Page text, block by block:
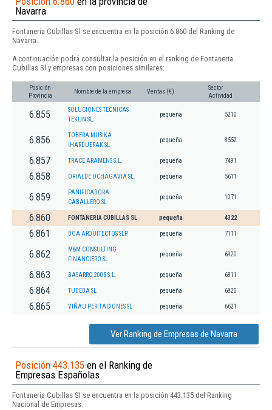
Navarra
Fontaneria Cubillas Sl se encuentra en la posición 6.860 del Ranking de
Navarra.
A continuación podrá consultar la posición en el ranking de Fontaneria
Cubillas Sl y empresas con posiciones similares:
Posición
Provincia
Nombre de la empresa Ventas (€)
Sector
Actividad
6.855
SOLUCIONES TECNICAS
TEKUN SL.
pequeña 5210
6.856
TOBERA MUSIKA
IHARDUERAK SL
pequeña 8552
6.857 TRACE ARAMENS S.L. pequeña 7491
6.858 ORIALDE OCHAGAVIA SL. pequeña 5611
6.859
PANIFICADORA
CABALLERO SL
pequeña 1071
6.860 FONTANERIA CUBILLAS SL pequeña 4322
6.861 BOA ARQUITECTOS SLP pequeña 7111
6.862
M&M CONSULTING
FINANCIERO SL
pequeña 6920
6.863 BASARRO 2005 S.L. pequeña 6811
6.864 TUDEBA SL pequeña 6820
6.865 VIÑAU PERITACIONES SL pequeña 6621
Ver Ranking de Empresas de Navarra
Posición 443.135 en el Ranking de
Empresas Españolas
Fontaneria Cubillas Sl se encuentra en la posición 443.135 del Ranking
Nacional de Empresas.